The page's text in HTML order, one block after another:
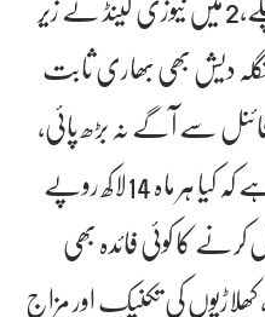
دیش بھی بھاری ثابت
سے آگے نہ بڑھ پائی،
ایسے میں یہ سوال اٹھایا جا رہا ہے کہ کیا ہر ماہ 14لاکھ روپے
کا کوئی فائدہ بھی
کی تکنیک اور مزاج